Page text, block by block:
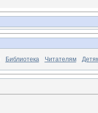
Библиотека Читателям